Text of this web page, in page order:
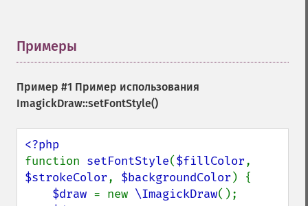
Примеры
Пример #1 Пример использования
ImagickDraw::setFontStyle()
function setFontStyle($fillColor
$strokeColor, $backgroundColor ) {
$draw = new \ImagickDraw();